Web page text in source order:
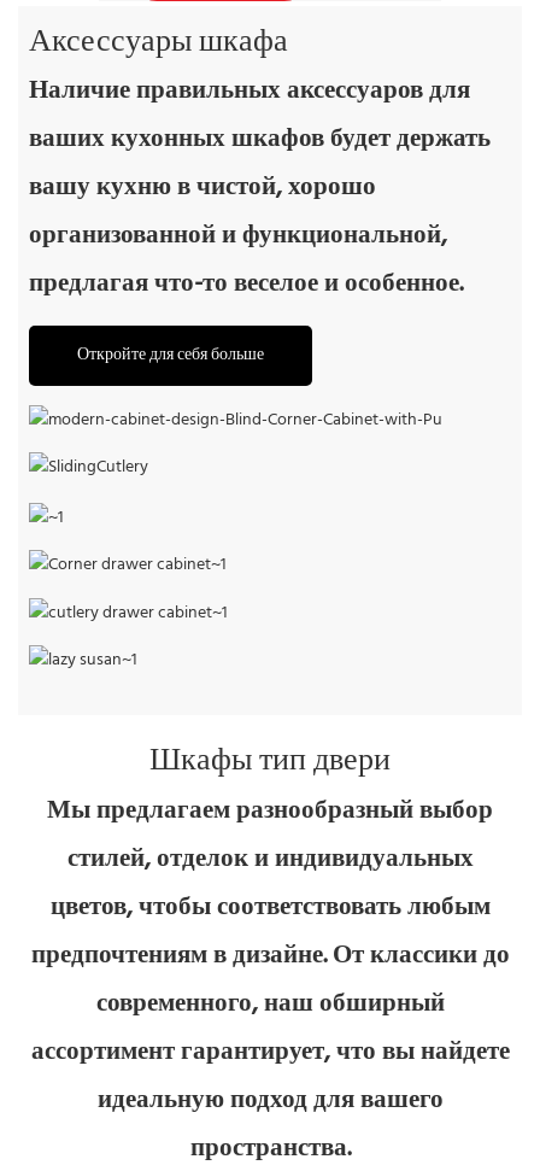
Аксессуары шкафа
Наличие правильных аксессуаров для
ваших кухонных шкафов будет держать
вашу кухню в чистой, хорошо
организованной и функциональной,
предлагая что-то веселое и особенное.
Откройте для себя больше
Слепой угловой шкаф с выдвижными полками
Шкафы тип двери
Мы предлагаем разнообразный выбор
стилей, отделок и индивидуальных
цветов, чтобы соответствовать любым
предпочтениям в дизайне. От классики до
современного, наш обширный
ассортимент гарантирует, что вы найдете
идеальную подход для вашего
пространства.